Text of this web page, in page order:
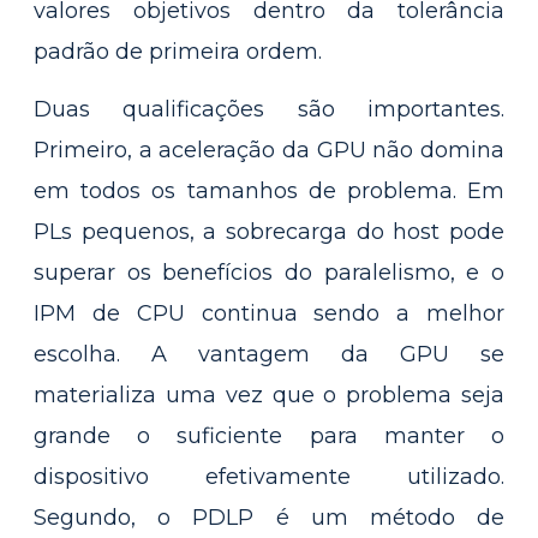
valores objetivos dentro da tolerância
padrão de primeira ordem.
Duas qualificações são importantes.
Primeiro, a aceleração da GPU não domina
em todos os tamanhos de problema. Em
PLs pequenos, a sobrecarga do host pode
superar os benefícios do paralelismo, e o
IPM de CPU continua sendo a melhor
escolha. A vantagem da GPU se
materializa uma vez que o problema seja
grande o suficiente para manter o
dispositivo efetivamente utilizado.
Segundo, o PDLP é um método de